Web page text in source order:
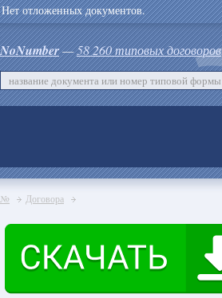
Нет отложенных документов.
NoNumber—58 260 типовых договоров
№ Договора